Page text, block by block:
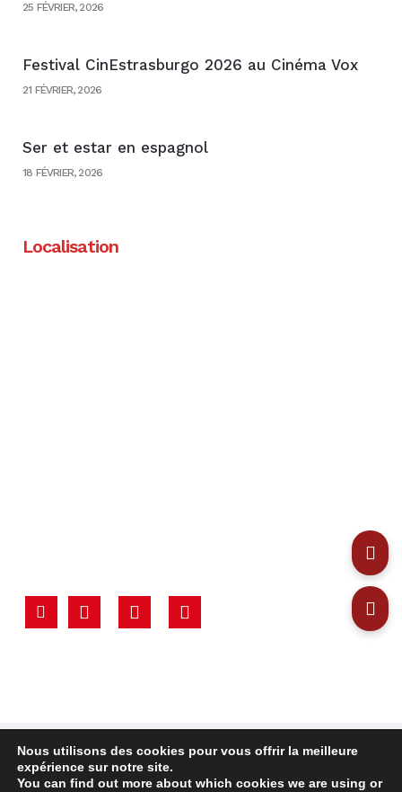
25 FÉVRIER, 2026
Festival CinEstrasburgo 2026 au Cinéma Vox
21 FÉVRIER, 2026
Ser et estar en espagnol
18 FÉVRIER, 2026
Localisation
© 2024. All Rights reserved,ELE University of Salamanca,
Spanish Language Schools
Nous utilisons des cookies pour vous offrir la meilleure
expérience sur notre site.
You can find out more about which cookies we are using or